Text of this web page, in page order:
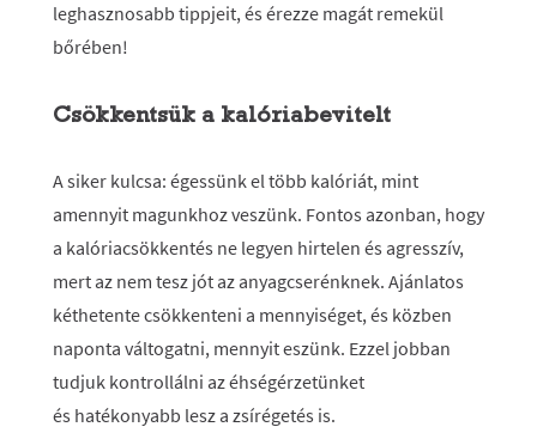
leghasznosabb tippjeit, és érezze magát remekül
bőrében!
Csökkentsük a kalóriabevitelt
A siker kulcsa: égessünk el több kalóriát, mint
amennyit magunkhoz veszünk. Fontos azonban, hogy
a kalóriacsökkentés ne legyen hirtelen és agresszív,
mert az nem tesz jót az anyagcserénknek. Ajánlatos
kéthetente csökkenteni a mennyiséget, és közben
naponta váltogatni, mennyit eszünk. Ezzel jobban
tudjuk kontrollálni az éhségérzetünket
és hatékonyabb lesz a zsírégetés is.